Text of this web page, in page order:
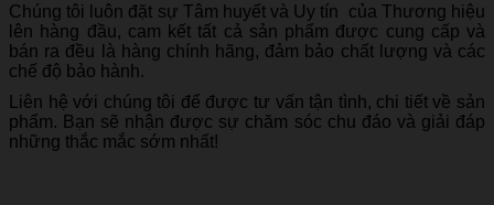
Chúng tôi luôn đặt sự Tâm huyết và Uy tín của Thương hiệu
lên hàng đầu, cam kết tất cả sản phẩm được cung cấp và
bán ra đều là hàng chính hãng, đảm bảo chất lượng và các
chế độ bảo hành.
Liên hệ với chúng tôi để được tư vấn tận tình, chi tiết về sản
phẩm. Bạn sẽ nhận được sự chăm sóc chu đáo và giải đáp
những thắc mắc sớm nhất!